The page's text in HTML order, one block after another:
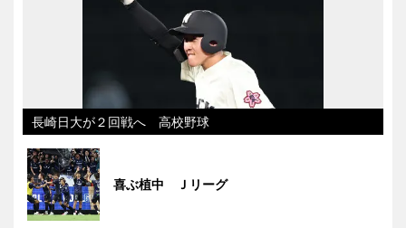
長崎日大が２回戦へ 高校野球
喜ぶ植中 Ｊリーグ